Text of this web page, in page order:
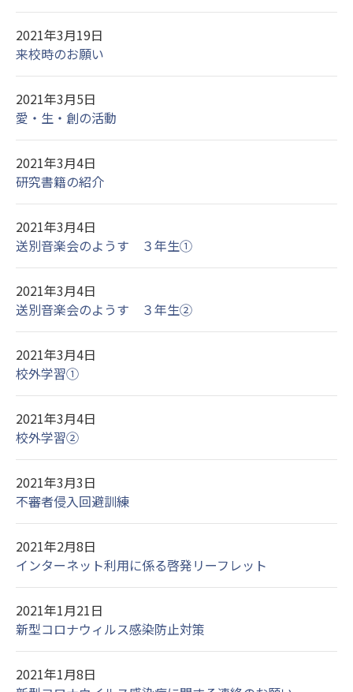
2021年3月19日
来校時のお願い
2021年3月5日
愛・生・創の活動
2021年3月4日
研究書籍の紹介
2021年3月4日
送別音楽会のようす ３年生①
2021年3月4日
送別音楽会のようす ３年生②
2021年3月4日
校外学習①
2021年3月4日
校外学習②
2021年3月3日
不審者侵入回避訓練
2021年2月8日
インターネット利用に係る啓発リーフレット
2021年1月21日
新型コロナウィルス感染防止対策
2021年1月8日